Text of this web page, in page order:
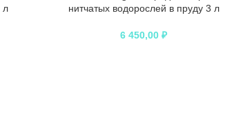
л
нитчатых водорослей в пруду 3 л
6 450,00₽